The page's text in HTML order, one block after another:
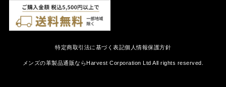
特定商取引法に基づく表記個人情報保護方針
メンズの革製品通販ならHarvest Corporation Ltd All rights reserved.